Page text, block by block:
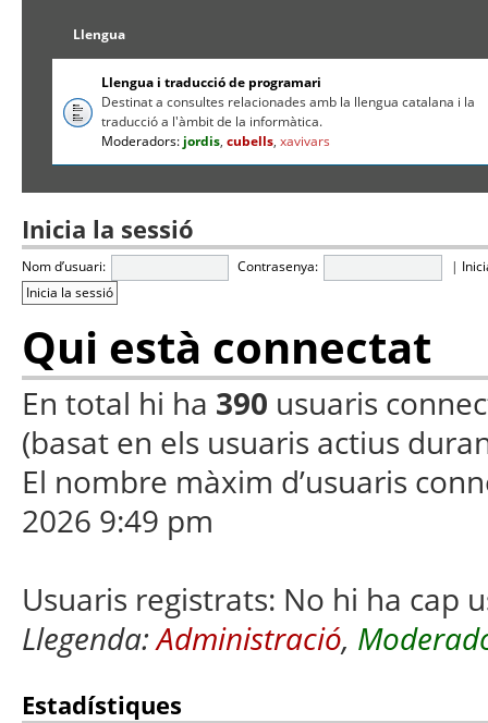
Llengua
Llengua i traducció de programari
Destinat a consultes relacionades amb la llengua catalana i la
traducció a l'àmbit de la informàtica.
Moderadors: jordis,cubells,xavivars
Inicia la sessió
Nom d’usuari: Contrasenya: |
Qui està connectat
En total hi ha 390 usuaris
(basat en els usuaris actius
El nombre màxim d’usuaris
2026 9:49 pm
Usuaris registrats: No hi ha cap
Llegenda:Administració,
Estadístiques